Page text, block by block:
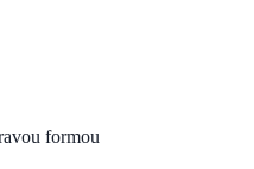
formou